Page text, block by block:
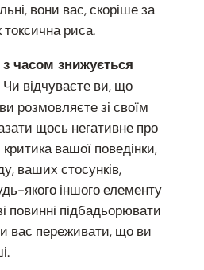
вони вас, скоріше за
риса.
часом знижується
Чи відчуваєте ви, що
розмовляєте зі своїм
щось негативне про
вашої поведінки,
ваших стосунків,
якого іншого елементу
повинні підбадьорювати
вас переживати, що ви